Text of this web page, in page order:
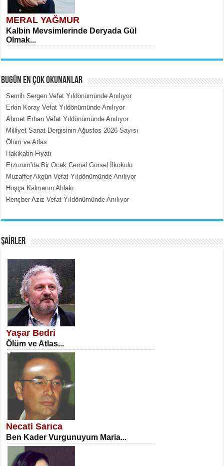
MERAL YAĞMUR
Kalbin Mevsimlerinde Deryada Gül
Olmak...
MEHMET ÇOBAN
İçerdeki Put Dışardaki Maskeler...
SATILMIŞ ÜMİT ÇETİNKAYA
Erkenlik...
NECLA DİLEK ARSLAN
Öğretmenler Günü Mahkemesi...
BUGÜN EN ÇOK OKUNANLAR
Semih Sergen Vefat Yıldönümünde Anılıyor
Erkin Koray Vefat Yıldönümünde Anılıyor
Ahmet Erhan Vefat Yıldönümünde Anılıyor
Milliyet Sanat Dergisinin Ağustos 2026 Sayısı
Ölüm ve Atlas
Hakikatin Fiyatı
Erzurum’da Bir Ocak Cemal Gürsel İlkokulu
Muzaffer Akgün Vefat Yıldönümünde Anılıyor
Hoşça Kalmanın Ahlakı
Rençber Aziz Vefat Yıldönümünde Anılıyor
ŞAİRLER
Yaşar Bedri
Ölüm ve Atlas...
Necati Sarıca
Ben Kader Vurgunuyum Maria...